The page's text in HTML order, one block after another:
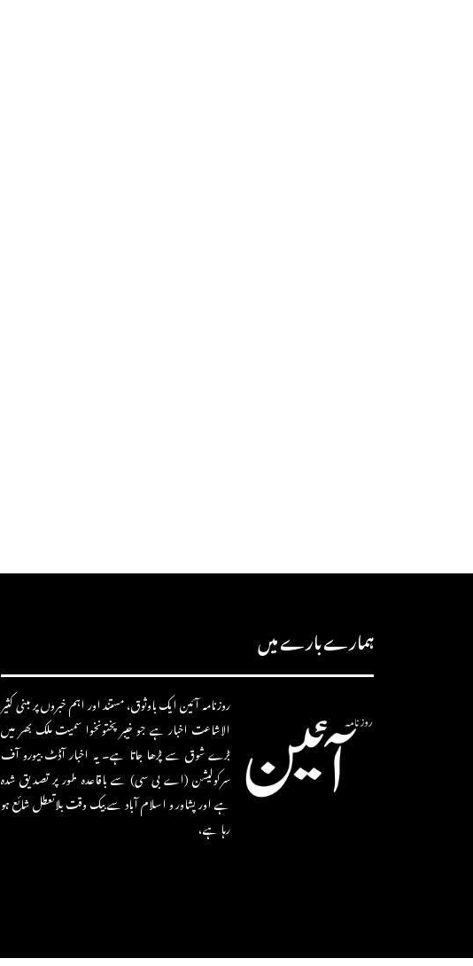
ہمارے بارے میں
روزنامہ آئین ایک باوثوق، مستند اور اہم خبروں پر مبنی کثیر
الاشاعت اخبار ہے جو خیبر پختونخوا سمیت ملک بھر میں
بڑے شوق سے پڑھا جاتا ہے۔ یہ اخبار آڈٹ بیورو آف
سرکولیشن (اے بی سی) سے باقاعدہ طور پر تصدیق شدہ
ہے اور پشاور و اسلام آباد سے بیک وقت بلاتعطل شائع ہو
رہا ہے،